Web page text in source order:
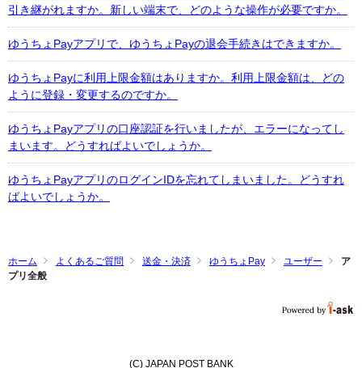
引き継がれますか。新しい端末で、どのような操作が必要ですか。
ゆうちょPayアプリで、ゆうちょPayの退会手続きはできますか。
ゆうちょPayに利用上限金額はありますか。利用上限金額は、どの
ように登録・変更するのですか。
ゆうちょPayアプリの口座認証を行いましたが、エラーになってし
まいます。どうすればよいでしょうか。
ゆうちょPayアプリのログインIDを忘れてしまいました。どうすれ
ばよいでしょうか。
ホーム よくあるご質問 送金・決済 ゆうちょPay ユーザー
ア
プリ全般
(C) JAPAN POST BANK